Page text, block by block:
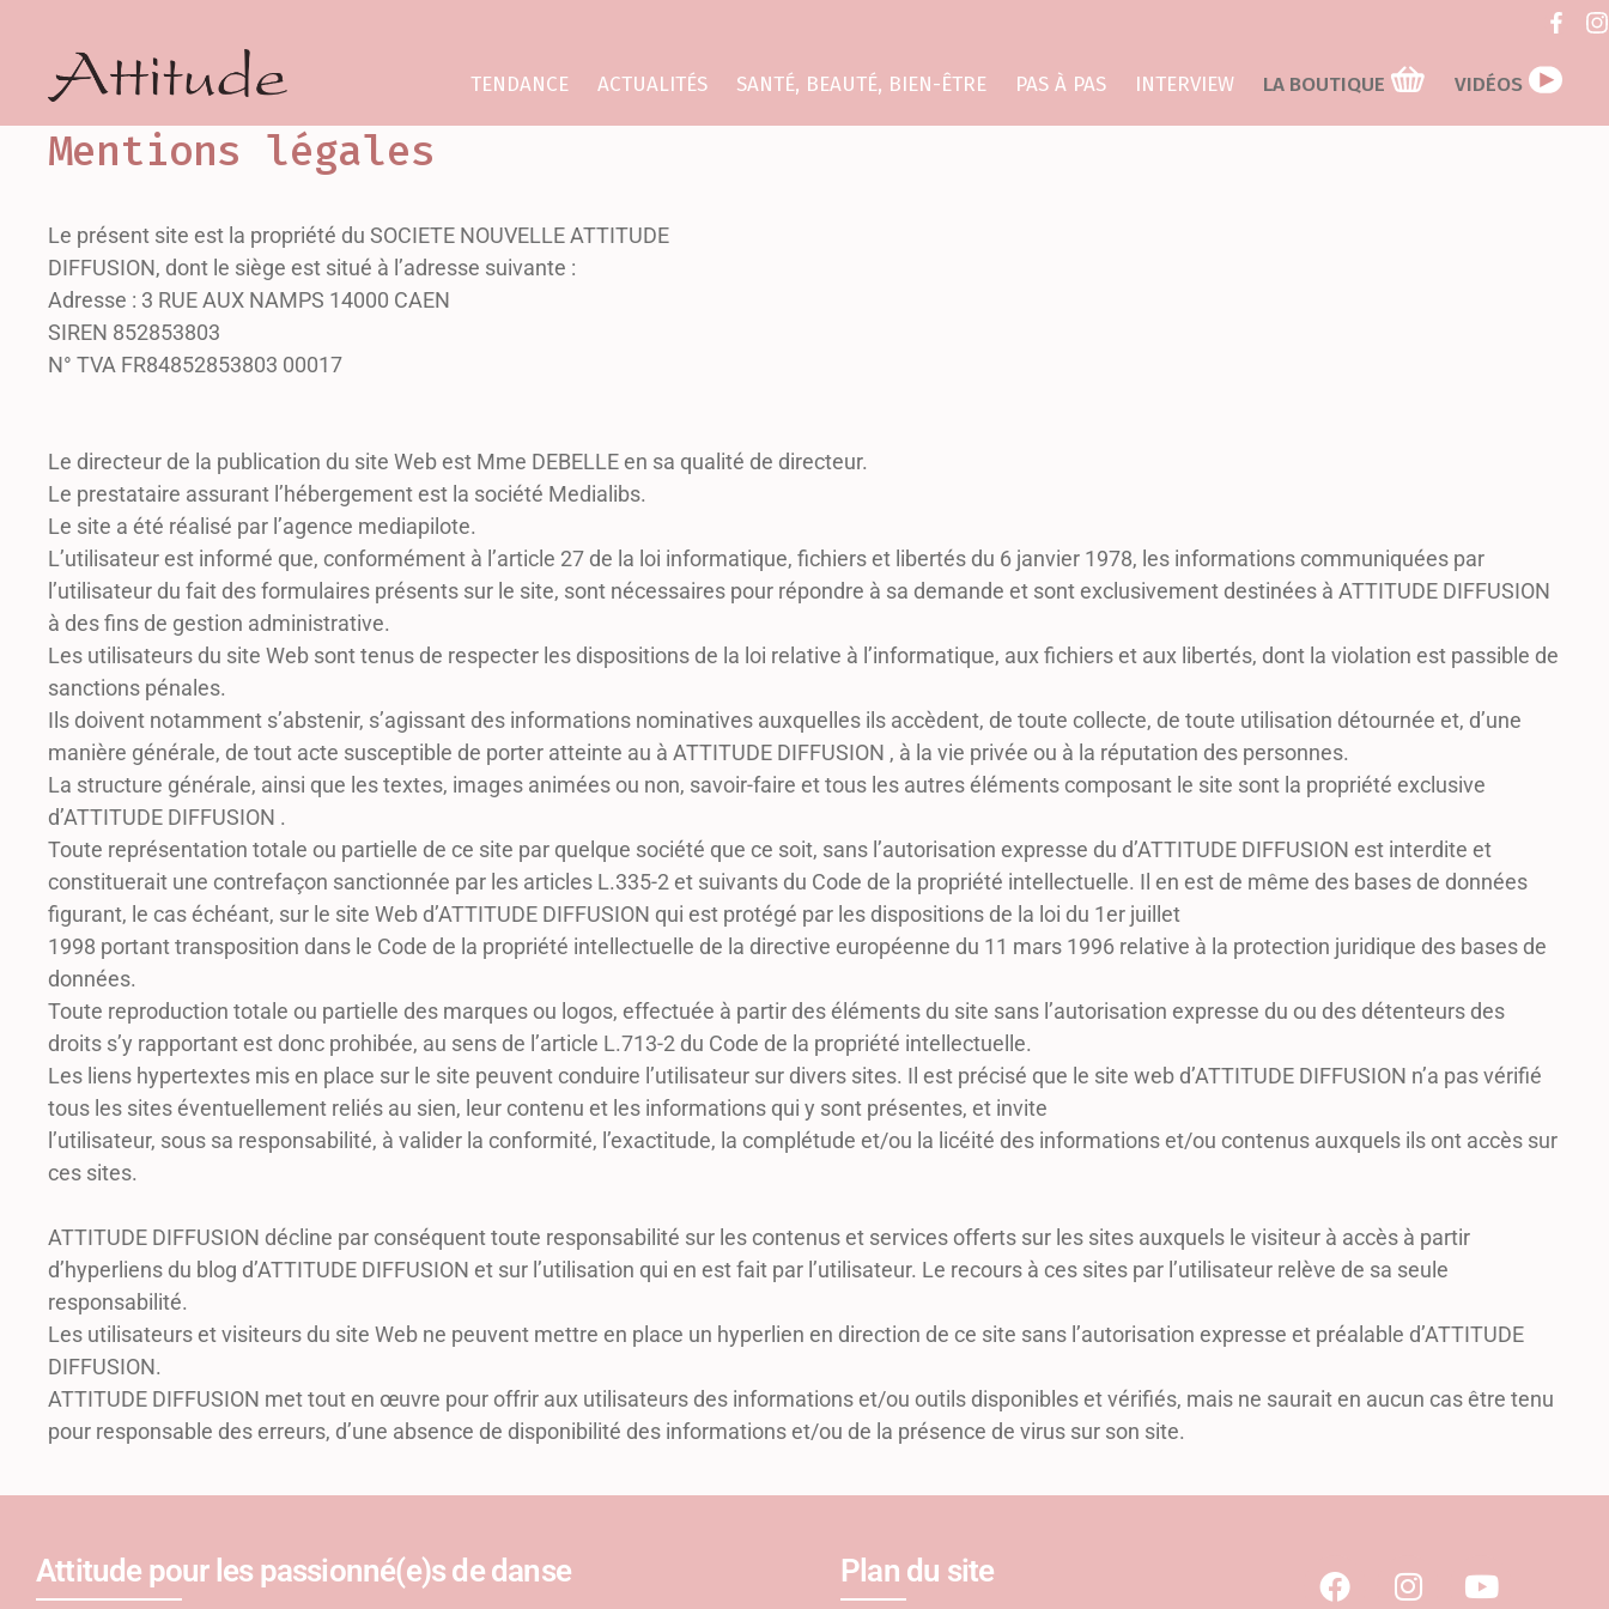
TENDANCE ACTUALITÉS SANTÉ, BEAUTÉ, BIEN-ÊTRE PAS À PAS INTERVIEW LA BOUTIQUE VIDÉOS
Mentions légales
Le présent site est la propriété du SOCIETE NOUVELLE ATTITUDE
DIFFUSION, dont le siège est situé à l’adresse suivante :
Adresse : 3 RUE AUX NAMPS 14000 CAEN
SIREN 852853803
N° TVA FR84852853803 00017
Le directeur de la publication du site Web est Mme DEBELLE en sa qualité de directeur.
Le prestataire assurant l’hébergement est la société Medialibs.
Le site a été réalisé par l’agence mediapilote.
L’utilisateur est informé que, conformément à l’article 27 de la loi informatique, fichiers et libertés du 6 janvier 1978, les informations communiquées par
l’utilisateur du fait des formulaires présents sur le site, sont nécessaires pour répondre à sa demande et sont exclusivement destinées à ATTITUDE DIFFUSION
à des fins de gestion administrative.
Les utilisateurs du site Web sont tenus de respecter les dispositions de la loi relative à l’informatique, aux fichiers et aux libertés, dont la violation est passible de
sanctions pénales.
Ils doivent notamment s’abstenir, s’agissant des informations nominatives auxquelles ils accèdent, de toute collecte, de toute utilisation détournée et, d’une
manière générale, de tout acte susceptible de porter atteinte au à ATTITUDE DIFFUSION , à la vie privée ou à la réputation des personnes.
La structure générale, ainsi que les textes, images animées ou non, savoir-faire et tous les autres éléments composant le site sont la propriété exclusive
d’ATTITUDE DIFFUSION .
Toute représentation totale ou partielle de ce site par quelque société que ce soit, sans l’autorisation expresse du d’ATTITUDE DIFFUSION est interdite et
constituerait une contrefaçon sanctionnée par les articles L.335-2 et suivants du Code de la propriété intellectuelle. Il en est de même des bases de données
figurant, le cas échéant, sur le site Web d’ATTITUDE DIFFUSION qui est protégé par les dispositions de la loi du 1er juillet
1998 portant transposition dans le Code de la propriété intellectuelle de la directive européenne du 11 mars 1996 relative à la protection juridique des bases de
données.
Toute reproduction totale ou partielle des marques ou logos, effectuée à partir des éléments du site sans l’autorisation expresse du ou des détenteurs des
droits s’y rapportant est donc prohibée, au sens de l’article L.713-2 du Code de la propriété intellectuelle.
Les liens hypertextes mis en place sur le site peuvent conduire l’utilisateur sur divers sites. Il est précisé que le site web d’ATTITUDE DIFFUSION n’a pas vérifié
tous les sites éventuellement reliés au sien, leur contenu et les informations qui y sont présentes, et invite
l’utilisateur, sous sa responsabilité, à valider la conformité, l’exactitude, la complétude et/ou la licéité des informations et/ou contenus auxquels ils ont accès sur
ces sites.
ATTITUDE DIFFUSION décline par conséquent toute responsabilité sur les contenus et services offerts sur les sites auxquels le visiteur à accès à partir
d’hyperliens du blog d’ATTITUDE DIFFUSION et sur l’utilisation qui en est fait par l’utilisateur. Le recours à ces sites par l’utilisateur relève de sa seule
responsabilité.
Les utilisateurs et visiteurs du site Web ne peuvent mettre en place un hyperlien en direction de ce site sans l’autorisation expresse et préalable d’ATTITUDE
DIFFUSION.
ATTITUDE DIFFUSION met tout en œuvre pour offrir aux utilisateurs des informations et/ou outils disponibles et vérifiés, mais ne saurait en aucun cas être tenu
pour responsable des erreurs, d’une absence de disponibilité des informations et/ou de la présence de virus sur son site.
Attitude pour les passionné(e)s de danse Plan du site